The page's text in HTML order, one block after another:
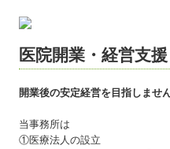
医院開業・経営支援
開業後の安定経営を目指しませ
当事務所は
①医療法人の設立